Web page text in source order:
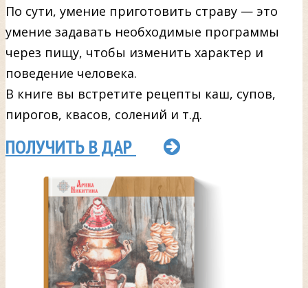
По сути, умение приготовить страву — это
умение задавать необходимые программы
через пищу, чтобы изменить характер и
поведение человека.
В книге вы встретите рецепты каш, супов,
пирогов, квасов, солений и т.д.
ПОЛУЧИТЬ В ДАР